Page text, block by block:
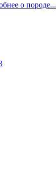
о породе...